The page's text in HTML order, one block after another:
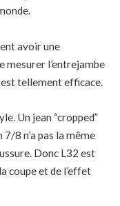
avoir une
mesurer l’entrejambe
est tellement efficace.
Un jean “cropped”
8 n’a pas la même
Donc L32 est
coupe et de l’effet